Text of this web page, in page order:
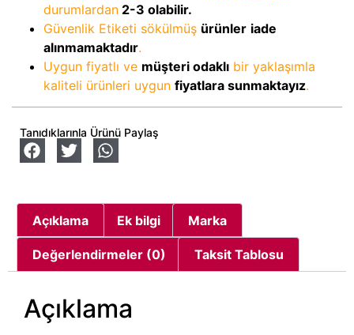
durumlardan 2-3 olabilir.
Güvenlik Etiketi sökülmüş ürünler iade
alınmamaktadır.
Uygun fiyatlı ve müşteri odaklı bir yaklaşımla
kaliteli ürünleri uygun fiyatlara sunmaktayız.
Tanıdıklarınla Ürünü Paylaş
Açıklama Ek bilgi Marka
Değerlendirmeler (0) Taksit Tablosu
Açıklama